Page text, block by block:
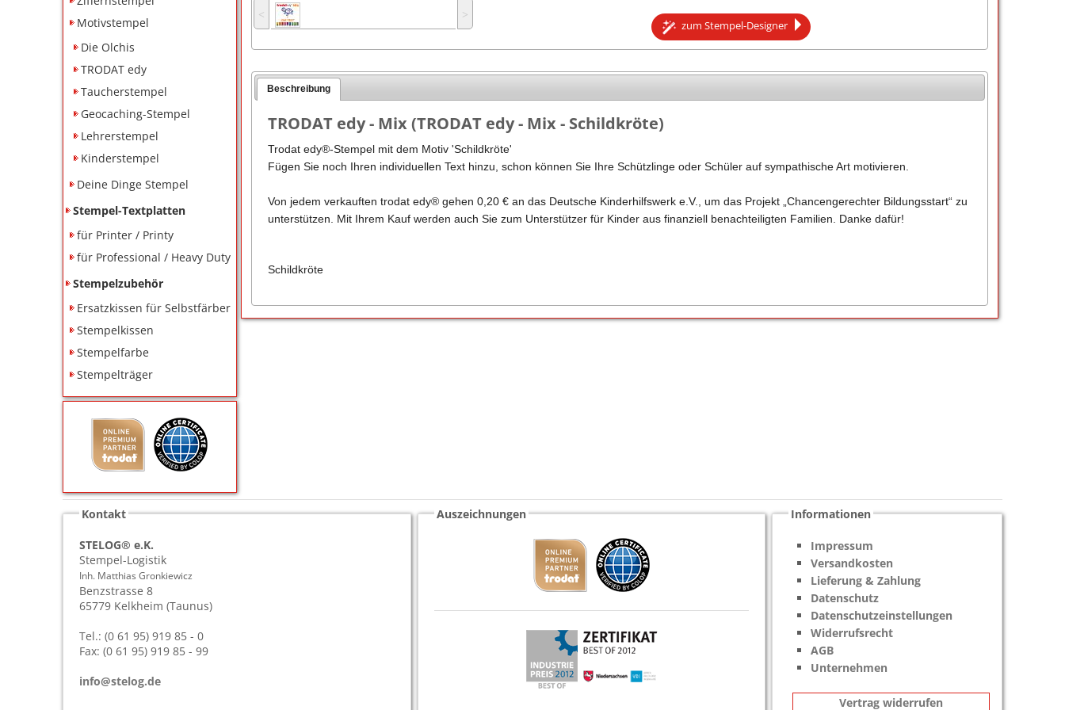
Stempel Kugelschreiber
Taucherstempel
Geocaching-Stempel
Kinderstempel
Motivstempel
Die Olchis
TRODAT edy
Taucherstempel
Geocaching-Stempel
Lehrerstempel
Kinderstempel
Deine Dinge Stempel
Stempel-Textplatten
für Printer / Printy
für Professional / Heavy Duty
Stempelzubehör
Ersatzkissen für Selbstfärber
Stempelkissen
Stempelfarbe
Stempelträger
˂ ˃
zum Stempel-Designer
Beschreibung
TRODAT edy - Mix (TRODAT edy - Mix - Schildkröte)
Trodat edy®-Stempel mit dem Motiv 'Schildkröte'
Fügen Sie noch Ihren individuellen Text hinzu, schon können Sie Ihre Schützlinge oder Schüler auf sympathische Art motivieren.
Von jedem verkauften trodat edy® gehen 0,20 € an das Deutsche Kinderhilfswerk e.V., um das Projekt „Chancengerechter Bildungsstart“ zu
unterstützen. Mit Ihrem Kauf werden auch Sie zum Unterstützer für Kinder aus finanziell benachteiligten Familien. Danke dafür!
Schildkröte
Kontakt
STELOG® e.K.
Stempel-Logistik
Inh. Matthias Gronkiewicz
Benzstrasse 8
65779 Kelkheim (Taunus)
Tel.: (0 61 95) 919 85 - 0
Fax: (0 61 95) 919 85 - 99
info@stelog.de
Auszeichnungen Informationen
Impressum
Versandkosten
Lieferung & Zahlung
Datenschutz
Datenschutzeinstellungen
Widerrufsrecht
AGB
Unternehmen
Vertrag widerrufen